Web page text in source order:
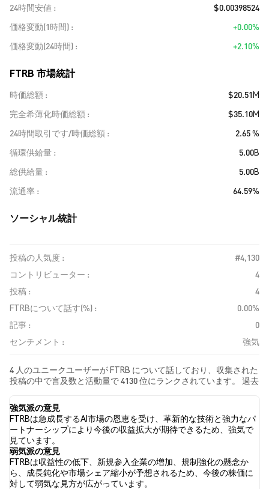
24時間安値
$0.00398524
価格変動(1時間)
+0.00%
価格変動(24時間)
+2.10%
FTRB 市場統計
時価総額
$20.51M
完全希薄化時価総額
$35.10M
24時間取引です/時価総額
2.65 %
循環供給量
5.00B
総供給量
5.00B
流通率
64.59%
ソーシャル統計
投稿の人気度 :
#4,130
コントリビューター :
4
投稿 :
4
FTRBについて話す(%) :
0.00%
記事 :
0
センチメント :
強気
4 人のユニークユーザーが FTRB について話しており、収集された
投稿の中で言及数と活動量で 4130 位にランクされています。 過去
は 強気 でした。 最後に、FTRB に関するニュース記事が 0 件公開
されました。 Twitterでは、100.00% のツイートが強気の感情を示
し、0.00% のツイートが弱気の感情を示しました。 0.00% のツイ
ートは FTRB に対して中立的でした。 これらの感情分析は 1 件の
ツイートに基づいています。
強気派の意見
FTRBは急成長するAI市場の恩恵を受け、革新的な技術と強力なパ
ートナーシップにより今後の収益拡大が期待できるため、強気で
見ています。
弱気派の意見
FTRBは収益性の低下、新規参入企業の増加、規制強化の懸念か
ら、成長鈍化や市場シェア縮小が予想されるため、今後の株価に
対して弱気な見方が広がっています。